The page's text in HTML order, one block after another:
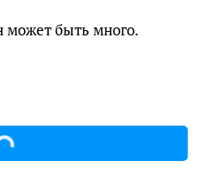
может быть много.